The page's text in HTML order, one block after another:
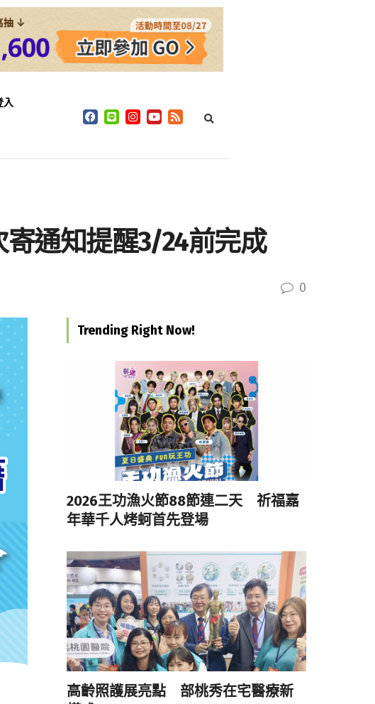
入
通知提醒3/24前完成
0
Trending Right Now!
2026王功漁火節88節連二天 祈福嘉
年華千人烤蚵首先登場
高齡照護展亮點 部桃秀在宅醫療新